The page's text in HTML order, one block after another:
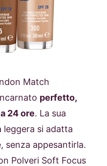
Match
perfetto,
24 ore. La sua
si adatta
senza appesantirla.
Polveri Soft Focus